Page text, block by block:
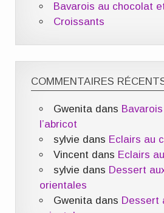
Bavarois au chocolat
Croissants
COMMENTAIRES
Gwenitadans
l’abricot
sylvie dans Eclairs au
Vincentdans Eclairs
sylvie dans Dessert
orientales
Gwenitadans Dessert